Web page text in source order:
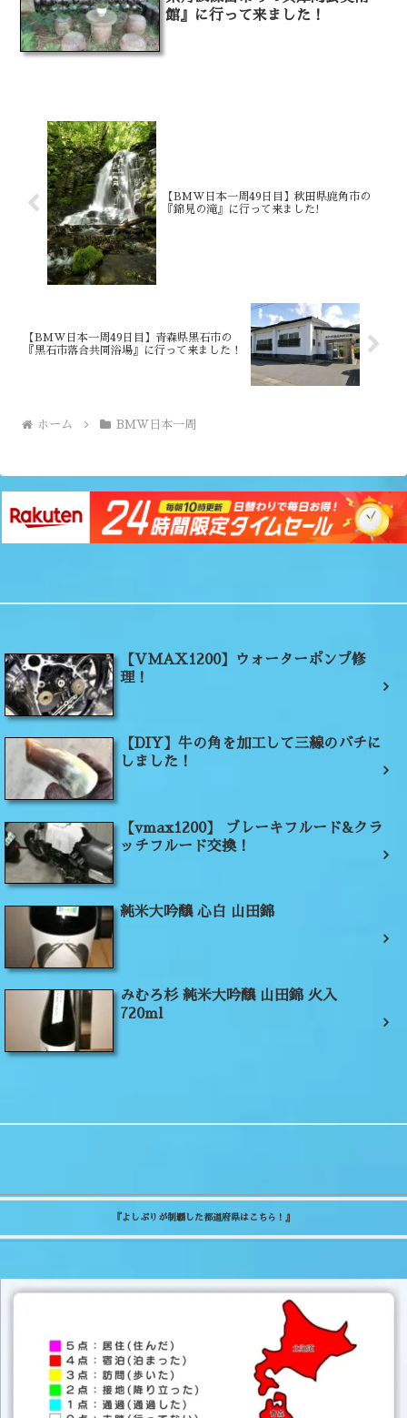
館』に行って来ました！
【BMW日本一周49日目】秋田県鹿角市の
『錦見の滝』に行って来ました!
【BMW日本一周49日目】青森県黒石市の
『黒石市落合共同浴場』に行って来ました！
ホーム BMW日本一周
【VMAX1200】ウォーターポンプ修
理！
【DIY】牛の角を加工して三線のバチに
しました！
【vmax1200】 ブレーキフルード&クラ
ッチフルード交換！
純米大吟醸 心白 山田錦
みむろ杉 純米大吟醸 山田錦 火入
720ml
『よしぷりが制覇した都道府県はこちら！』